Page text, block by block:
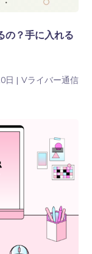
日 Vライバー通信
の？手に入れる